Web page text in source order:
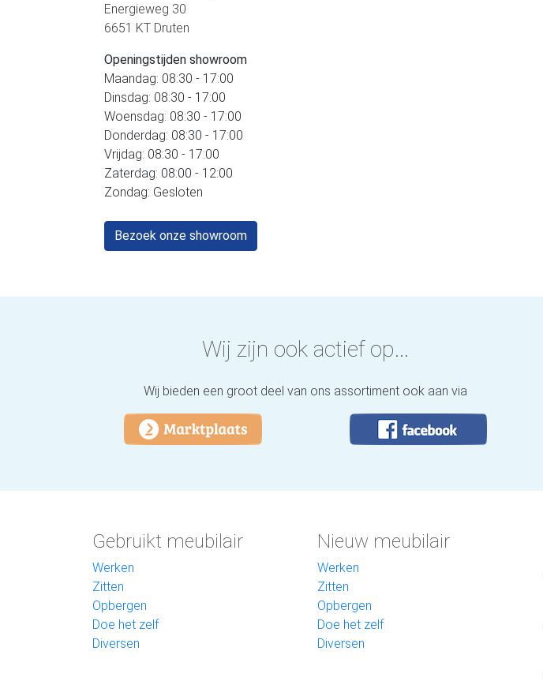
Energieweg 30
6651 KT Druten
Openingstijden showroom
Maandag: 08:30 - 17:00
Dinsdag: 08:30 - 17:00
Woensdag: 08:30 - 17:00
Donderdag: 08:30 - 17:00
Vrijdag: 08:30 - 17:00
Zaterdag: 08:00 - 12:00
Zondag: Gesloten
Bezoek onze showroom
Wij zijn ook actief op...
Wij bieden een groot deel van ons assortiment ook aan via
Gebruikt meubilair
Werken
Zitten
Opbergen
Doe het zelf
Diversen
Nieuw meubilair
Werken
Zitten
Opbergen
Doe het zelf
Diversen